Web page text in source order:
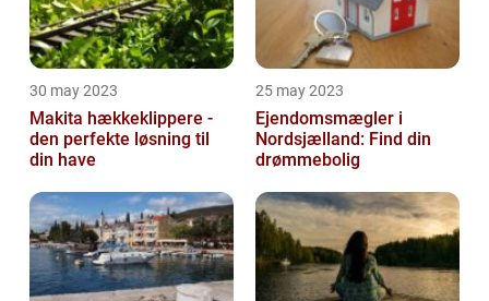
30 may 2023
Makita hækkeklippere -
den perfekte løsning til
din have
25 may 2023
Ejendomsmægler i
Nordsjælland: Find din
drømmebolig